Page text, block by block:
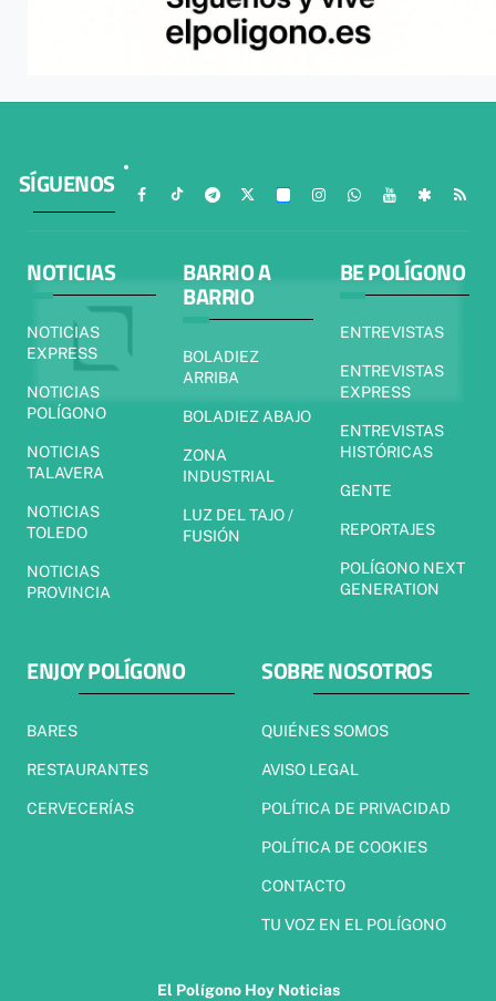
SÍGUENOS
NOTICIAS
NOTICIAS
EXPRESS
NOTICIAS
POLÍGONO
NOTICIAS
TALAVERA
NOTICIAS
TOLEDO
NOTICIAS
PROVINCIA
BARRIO A
BARRIO
BOLADIEZ
ARRIBA
BOLADIEZ ABAJO
ZONA
INDUSTRIAL
LUZ DEL TAJO /
FUSIÓN
BE POLÍGONO
ENTREVISTAS
ENTREVISTAS
EXPRESS
ENTREVISTAS
HISTÓRICAS
GENTE
REPORTAJES
POLÍGONO NEXT
GENERATION
ENJOY POLÍGONO
BARES
RESTAURANTES
CERVECERÍAS
SOBRE NOSOTROS
QUIÉNES SOMOS
AVISO LEGAL
POLÍTICA DE PRIVACIDAD
POLÍTICA DE COOKIES
CONTACTO
TU VOZ EN EL POLÍGONO
El Polígono Hoy Noticias